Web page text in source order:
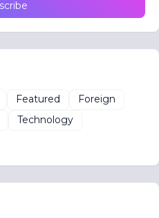
Featured
Foreign
Technology